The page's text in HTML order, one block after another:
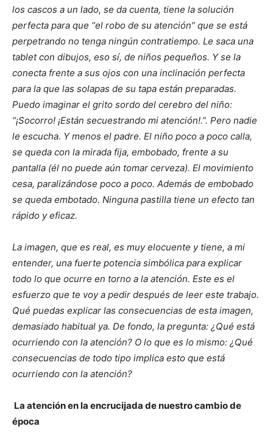
los cascos a un lado, se da cuenta, tiene la solución
perfecta para que “el robo de su atención” que se está
perpetrando no tenga ningún contratiempo. Le saca una
tablet con dibujos, eso sí, de niños pequeños. Y se la
conecta frente a sus ojos con una inclinación perfecta
para la que las solapas de su tapa están preparadas.
Puedo imaginar el grito sordo del cerebro del niño:
“¡Socorro! ¡Están secuestrando mi atención!.”. Pero nadie
le escucha. Y menos el padre. El niño poco a poco calla,
se queda con la mirada fija, embobado, frente a su
pantalla (él no puede aún tomar cerveza). El movimiento
cesa, paralizándose poco a poco. Además de embobado
se queda embotado. Ninguna pastilla tiene un efecto tan
rápido y eficaz.
La imagen, que es real, es muy elocuente y tiene, a mi
entender, una fuerte potencia simbólica para explicar
todo lo que ocurre en torno a la atención. Este es el
esfuerzo que te voy a pedir después de leer este trabajo.
Qué puedas explicar las consecuencias de esta imagen,
demasiado habitual ya. De fondo, la pregunta: ¿Qué está
ocurriendo con la atención? O lo que es lo mismo: ¿Qué
consecuencias de todo tipo implica esto que está
ocurriendo con la atención?
La atención en la encrucijada de nuestro cambio de
época